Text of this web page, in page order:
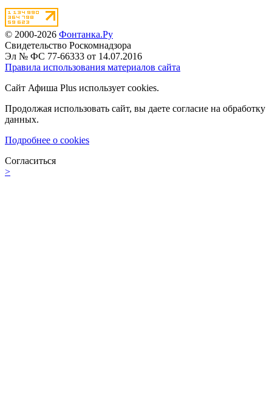
© 2000-2026 Фонтанка.Ру
Свидетельство Роскомнадзора
Эл № ФС 77-66333 от 14.07.2016
Правила использования материалов сайта
Сайт Афиша Plus использует cookies.
Продолжая использовать сайт, вы даете согласие на обработку
данных.
Подробнее о cookies
Согласиться
>